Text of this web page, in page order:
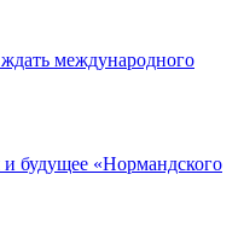
международного
будущее «Нормандского